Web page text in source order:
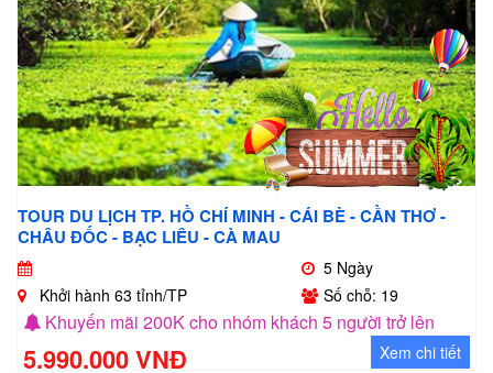
TOUR DU LỊCH TP. HỒ CHÍ MINH - CÁI BÈ - CẦN THƠ -
CHÂU ĐỐC - BẠC LIÊU - CÀ MAU
5 Ngày
Khởi hành 63 tỉnh/TP
Số chỗ: 19
Khuyến mãi 200K cho nhóm khách 5 người trở lên
5.990.000 VNĐ Xem chi tiết